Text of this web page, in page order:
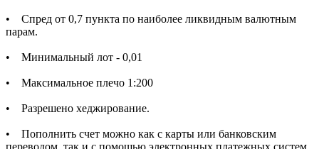
• Спред от 0,7 пункта по наиболее ликвидным валютным
парам.
• Минимальный лот - 0,01
• Максимальное плечо 1:200
• Разрешено хеджирование.
• Пополнить счет можно как с карты или банковским